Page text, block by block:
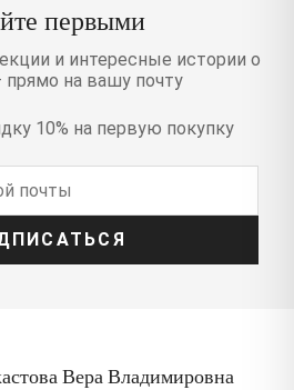
первыми
и интересные истории о
на вашу почту
10% на первую покупку
Вера Владимировна